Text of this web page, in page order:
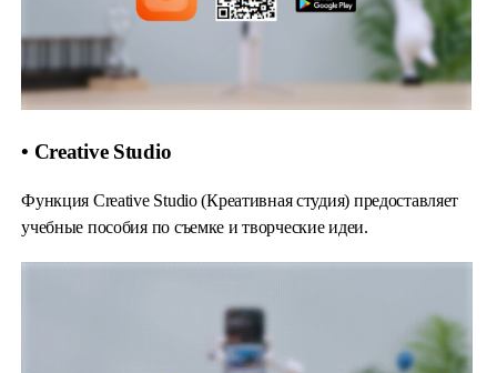
• Creative Studio
Функция Creative Studio (Креативная студия) предоставляет
учебные пособия по съемке и творческие идеи.